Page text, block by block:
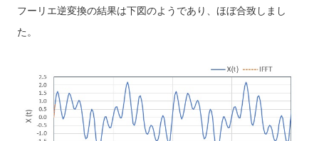
フーリエ逆変換の結果は下図のようであり、ほぼ合致しまし
た。